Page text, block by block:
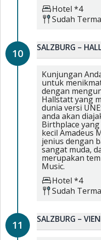
Hotel *4
Sudah
10 SALZBURG –
Kunjungan
untuk
dengan
Hallstatt yang
dunia versi
anda akan
Birthplace
kecil Amadeus
jenius dengan
sangat muda,
merupakan
Music.
Hotel *4
Sudah
11 SALZBURG –